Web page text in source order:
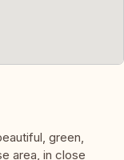
green,
area, in close